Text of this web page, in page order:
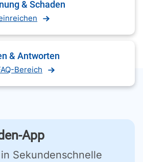
& Schaden
& Antworten
Bereich
App
Sekundenschnelle